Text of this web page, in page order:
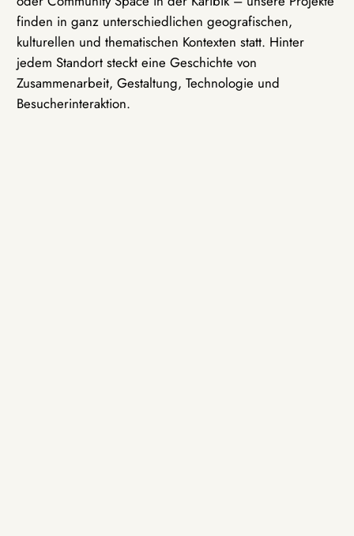
finden in ganz unterschiedlichen geografischen,
kulturellen und thematischen Kontexten statt. Hinter
jedem Standort steckt eine Geschichte von
Zusammenarbeit, Gestaltung, Technologie und
Besucherinteraktion.